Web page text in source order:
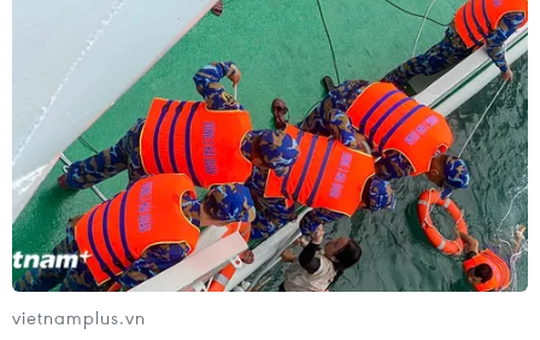
Lịch thi đấu Paralympic
PyeongChang 2018
08/03/2018 02:05
Ủy ban tổ chức Paralympic PyeongChang 2018 cho biết
có 570 vận động viên từ 49 quốc gia trên thế giới đã
đăng ký thi đấu tại kỳ thế vận hội dự kiến diễn ra từ 9-
18/3.
vietnamplus.vn